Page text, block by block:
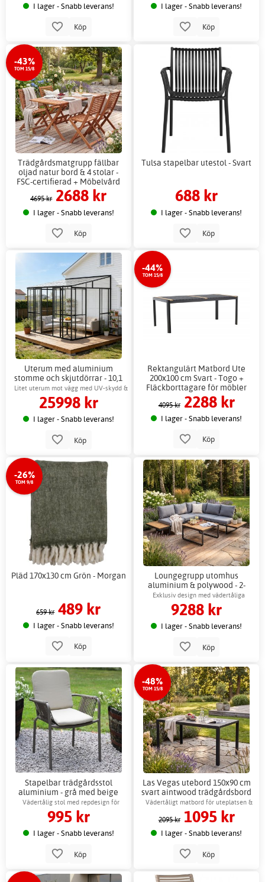
I lager - Snabb leverans!
Köp
I lager - Snabb leverans!
Köp
-43%
TOM 15/8
Trädgårdsmatgrupp fällbar
oljad natur bord & 4 stolar -
FSC-certifierad + Möbelvård
4695 kr 2688 kr
I lager - Snabb leverans!
Köp
Tulsa stapelbar utestol - Svart
688 kr
I lager - Snabb leverans!
Köp
Uterum med aluminium
stomme och skjutdörrar - 10,1
m²
Litet uterum mot vägg med UV-skydd &
ventilation
25998 kr
I lager - Snabb leverans!
Köp
-44%
TOM 15/8
Rektangulärt Matbord Ute
200x100 cm Svart - Togo +
Fläckborttagare för möbler
4095 kr 2288 kr
I lager - Snabb leverans!
Köp
-26%
TOM 9/8
Pläd 170x130 cm Grön - Morgan
659 kr 489 kr
I lager - Snabb leverans!
Köp
Loungegrupp utomhus
aluminium & polywood - 2-
delad hörnsoffa
Exklusiv design med vädertåliga
material
9288 kr
I lager - Snabb leverans!
Köp
Stapelbar trädgårdsstol
aluminium - grå med beige
dyna utomhus
Vädertålig stol med repdesign för
uteplatsen
995 kr
I lager - Snabb leverans!
Köp
-48%
TOM 15/8
Las Vegas utebord 150x90 cm
svart aintwood trädgårdsbord
+ Möbelvård
Vädertåligt matbord för uteplatsen &
altanen
2095 kr 1095 kr
I lager - Snabb leverans!
Köp